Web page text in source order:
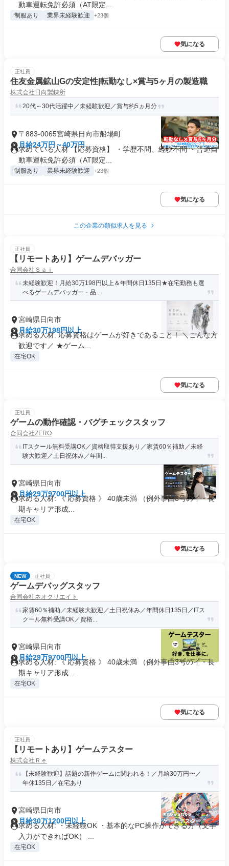
動車運転免許必須（AT限定...
制服あり 業界未経験歓迎 +23個
気になる
正社員
住友金属鉱山Gの安定性|転勤なし×賞与5ヶ月の製造職
株式会社日向製錬所
20代～30代活躍中／未経験歓迎／賞与約5ヵ月分
〒883-0065宮崎県日向市船場町
月給24万円～40万円
求めている人材 【応募資格】 ・学歴不問、経験不問 ・普通自
動車運転免許必須（AT限定...
制服あり 業界未経験歓迎 +23個
気になる
この企業の類似求人を見る
正社員
【リモートあり】ゲームデバッガー
合同会社Ｓａｉ
未経験歓迎！月給30万198円以上＆年間休日135日★在宅勤務も選
べるゲームデバッガー・品...
宮崎県日向市
月給30万198円以上
求める人材: 応募資格はゲームが好きであること！ ＼こんな方
歓迎です／ ★ゲーム...
在宅OK
気になる
正社員
ゲームの動作確認・バグチェックスタッフ
合同会社ZERO
ITスクール無料受講OK／資格取得支援あり／家賃60％補助／未経
験大歓迎／土日祝休み／年間...
宮崎県日向市
月給29万9700円以上
求める人材: 《 応募資格 》 40歳未満 （例外事由3号のイ・長
期キャリア形成...
在宅OK
気になる
NEW 正社員
ゲームデバッグスタッフ
合同会社ネオクリエイト
家賃60％補助／未経験大歓迎／土日祝休み／年間休日135日／ITス
クール無料受講OK／資格...
宮崎県日向市
月給29万9700円以上
求める人材: 《 応募資格 》 40歳未満 （例外事由3号のイ・長
期キャリア形成...
在宅OK
気になる
正社員
【リモートあり】ゲームテスター
株式会社Ｒｅ
【未経験歓迎】話題の新作ゲームに関われる！／月給30万円〜／
年休135日／在宅あり
宮崎県日向市
月給30万1200円以上
求める人材: ・未経験OK ・基本的なPC操作ができる方（文字
入力ができればOK） ...
在宅OK